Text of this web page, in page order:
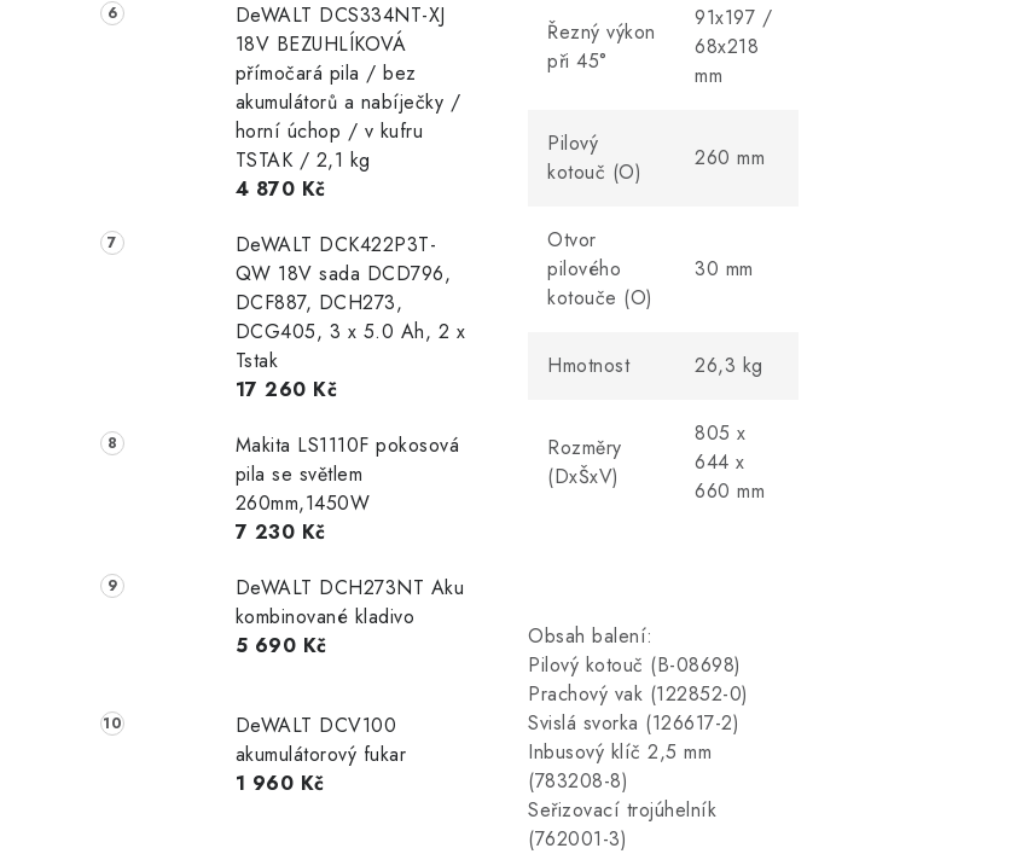
DeWALT DCS334NT-XJ
18V BEZUHLÍKOVÁ
přímočará pila / bez
akumulátorů a nabíječky /
horní úchop / v kufru
TSTAK / 2,1 kg
4 870 Kč
DeWALT DCK422P3T-
QW 18V sada DCD796,
DCF887, DCH273,
DCG405, 3 x 5.0 Ah, 2 x
Tstak
17 260 Kč
Makita LS1110F pokosová
pila se světlem
260mm,1450W
7 230 Kč
DeWALT DCH273NT Aku
kombinované kladivo
5 690 Kč
DeWALT DCV100
akumulátorový fukar
1 960 Kč
Řezný výkon
při 45°
91x197 /
68x218
mm
Pilový
kotouč (O)
260 mm
Otvor
pilového
kotouče (O)
30 mm
Hmotnost 26,3 kg
Rozměry
(DxŠxV)
805 x
644 x
660 mm
Obsah balení:
Pilový kotouč (B-08698)
Prachový vak (122852-0)
Svislá svorka (126617-2)
Inbusový klíč 2,5 mm
(783208-8)
Seřizovací trojúhelník
(762001-3)